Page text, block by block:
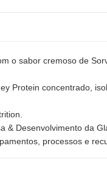
o sabor cremoso de
Protein concentrado,
& Desenvolvimento da
processos e